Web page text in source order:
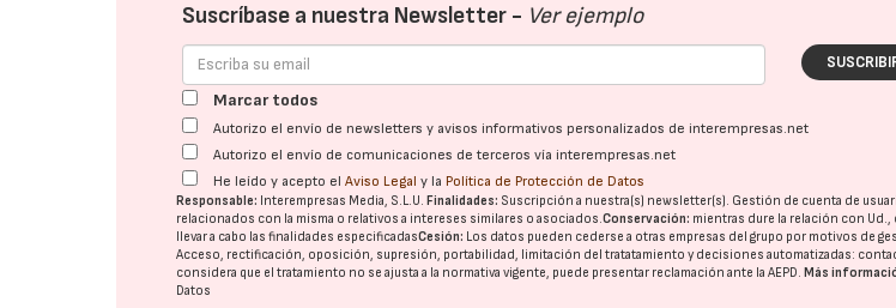
Suscríbase a nuestra Newsletter - Ver ejemplo
Marcar todos
Autorizo el envío de newsletters y avisos informativos personalizados de interempresas.net
Autorizo el envío de comunicaciones de terceros vía interempresas.net
He leído y acepto elAviso Legal y la Política de Protección de Datos
Responsable: Interempresas Media, S.L.U.Finalidades: Suscripción a nuestra(s) newsletter(s). Gestión de cuenta de
relacionados con la misma o relativos a intereses similares o asociados.Conservación: mientras dure la relación con Ud.,
llevar a cabo las finalidades especificadasCesión: Los datos pueden cederse a otras empresas del grupo por motivos de
Acceso, rectificación, oposición, supresión, portabilidad, limitación del tratatamiento y decisiones automatizadas:
considera que el tratamiento no se ajusta a la normativa vigente, puede presentar reclamación ante laAEPD.Más
Datos